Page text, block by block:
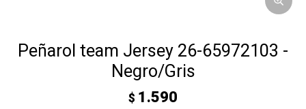
Peñarol team Jersey 26-65972103 -
Negro/Gris
$ 1.590